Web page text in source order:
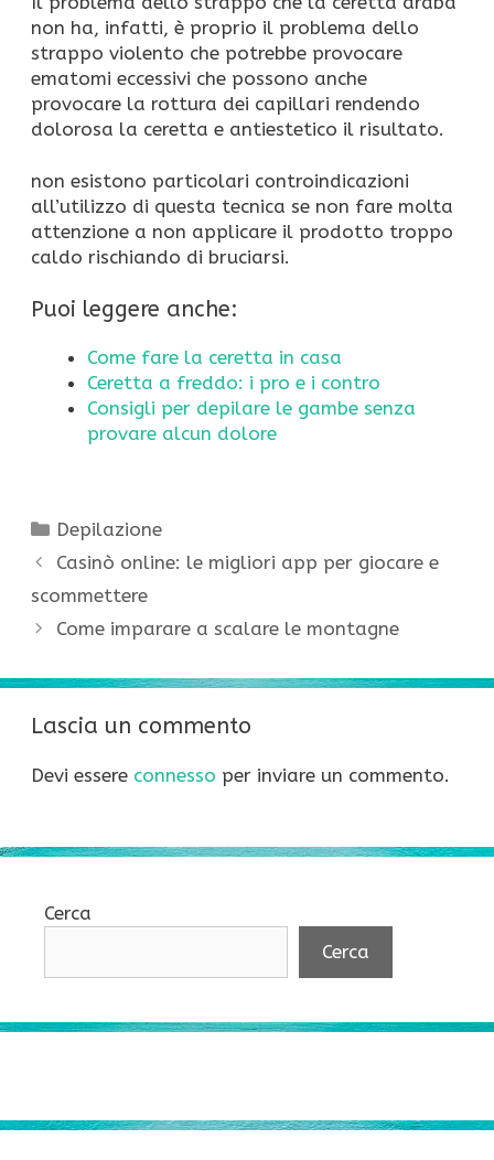
non ha, infatti, è proprio il problema dello
strappo violento che potrebbe provocare
ematomi eccessivi che possono anche
provocare la rottura dei capillari rendendo
dolorosa la ceretta e antiestetico il risultato.
non esistono particolari controindicazioni
all’utilizzo di questa tecnica se non fare molta
attenzione a non applicare il prodotto troppo
caldo rischiando di bruciarsi.
Puoi leggere anche:
Come fare la ceretta in casa
Ceretta a freddo: i pro e i contro
Consigli per depilare le gambe senza
provare alcun dolore
Categorie
Depilazione
Casinò online: le migliori app per giocare e
scommettere
Come imparare a scalare le montagne
Lascia un commento
Devi essere connesso per inviare un commento.
Cerca
Cerca